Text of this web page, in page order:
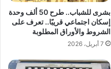
بشرى للشباب.. طرح 50 ألف وحدة
إسكان اجتماعي قريبًا.. تعرف على
الشروط والأوراق المطلوبة
7 أبريل، 2026